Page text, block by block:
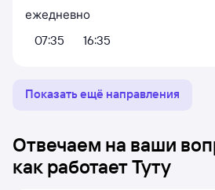
ежедневно
07:35
16:35
Показать ещё направления
Отвечаем на ваши
как работает Туту